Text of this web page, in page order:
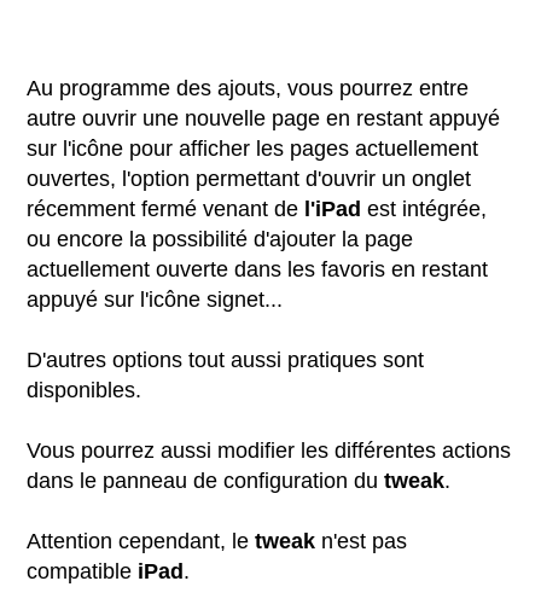
Au programme des ajouts, vous pourrez entre
autre ouvrir une nouvelle page en restant appuyé
sur l'icône pour afficher les pages actuellement
ouvertes, l'option permettant d'ouvrir un onglet
récemment fermé venant de l'iPad est intégrée,
ou encore la possibilité d'ajouter la page
actuellement ouverte dans les favoris en restant
appuyé sur l'icône signet...
D'autres options tout aussi pratiques sont
disponibles.
Vous pourrez aussi modifier les différentes actions
dans le panneau de configuration dutweak.
Attention cependant, letweak n'est pas
compatible iPad .